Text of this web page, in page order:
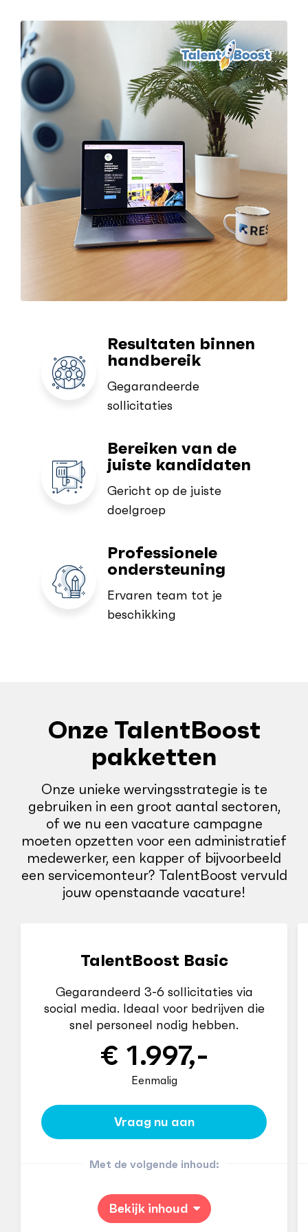
Resultaten binnen
handbereik
Gegarandeerde
sollicitaties
Bereiken van de
juiste kandidaten
Gericht op de juiste
doelgroep
Professionele
ondersteuning
Ervaren team tot je
beschikking
Onze TalentBoost
pakketten
Onze unieke wervingsstrategie is te
gebruiken in een groot aantal sectoren,
of we nu een vacature campagne
moeten opzetten voor een administratief
medewerker, een kapper of bijvoorbeeld
een servicemonteur? TalentBoost vervuld
jouw openstaande vacature!
TalentBoost Basic
Gegarandeerd 3-6 sollicitaties via
social media. Ideaal voor bedrijven die
snel personeel nodig hebben.
€ 1.997,-
Eenmalig
Vraag nu aan
Met de volgende inhoud:
Bekijk inhoud